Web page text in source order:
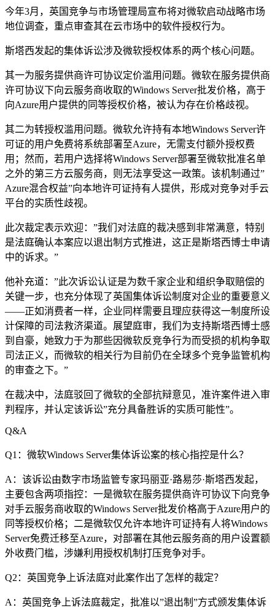
今年3月，英国竞争与市场管理局宣布将对微软启动战略市场
地位调查，重点审查其在云市场中的软件授权行为。
斯塔西发起的集体诉讼涉及微软授权体系的两个核心问题。
其一为服务提供商许可协议定价滥用问题。微软在服务提供商
许可协议下向云服务商收取的Windows Server批发价格，高于
向Azure用户提供的同等授权价格，被认为存在价格歧视。
其二为转授权滥用问题。微软允许持有本地Windows Server许
可证的用户免费将系统部署至Azure，无需支付额外授权费
用；然而，若用户选择将Windows Server部署至微软批准名单
之外的第三方云服务商，则无法享受这一政策。该机制通过”
Azure混合权益”向本地许可证持有人提供，形成对竞争对手云
平台的实质性歧视。
此次裁定表示欢迎：”我们对法庭的裁决感到非常满意，特别
是法庭确认本案应以退出制方式推进，这正是斯塔西博士申请
中的诉求。”
他补充道：”此次诉讼认证是为数千家企业和组织争取赔偿的
关键一步，也充分体现了英国集体诉讼制度对企业的重要意义
——正如消费者一样，企业同样需要且理应获得这一制度所设
计保障的司法救济渠道。展望庭审，我们为支持斯塔西博士感
到自豪，她致力于为那些因微软反竞争行为而受损的机构争取
司法正义，而微软的相关行为目前仍在全球多个竞争监管机构
的审查之下。”
在裁决中，法庭驳回了微软的全部抗辩意见，准许案件进入审
判程序，并认定该诉讼”充分具备胜诉的实质可能性”。
Q&A
Q1：微软Windows Server集体诉讼案的核心指控是什么？
A：该诉讼由数字市场监管专家玛丽亚·路易莎·斯塔西发起，
主要包含两项指控：一是微软在服务提供商许可协议下向竞争
对手云服务商收取的Windows Server批发价格高于Azure用户的
同等授权价格；二是微软仅允许本地许可证持有人将Windows
Server免费迁移至Azure，对部署在其他云服务商的用户设置额
外收费门槛，涉嫌利用授权机制打压竞争对手。
Q2：英国竞争上诉法庭对此案作出了怎样的裁定？
A：英国竞争上诉法庭裁定，批准以”退出制”方式颁发集体诉